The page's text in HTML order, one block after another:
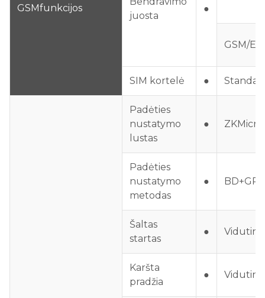
GSMfunkcijos
juosta
●
GSM/
SIM kortelė ●
Padėties
nustatymo
lustas
● ZKMicro
Padėties
nustatymo
metodas
● BD+GPS
Šaltas
startas
●
Karšta
pradžia
●